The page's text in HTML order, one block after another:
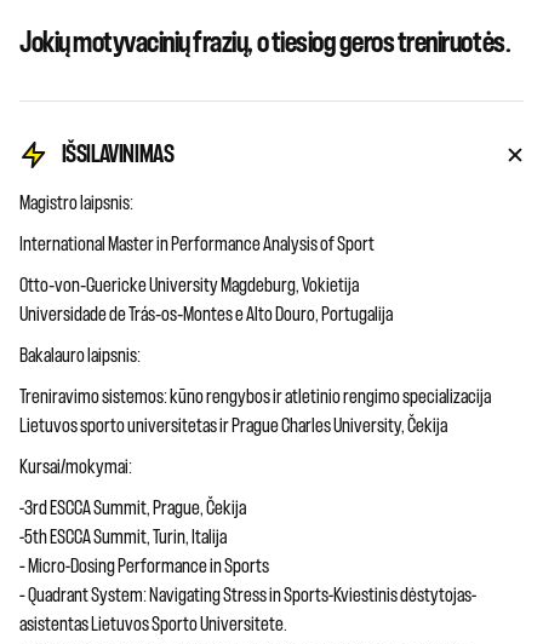
Jokių motyvacinių frazių, o tiesiog geros treniruotės.
IŠSILAVINIMAS
Magistro laipsnis:
International Master in Performance Analysis of Sport
Otto‑von‑Guericke University Magdeburg, Vokietija
Universidade de Trás‑os‑Montes e Alto Douro, Portugalija
Bakalauro laipsnis:
Tren­iravimo sistemos: kūno rengy­bos ir atletinio rengimo specializacija
Lietuvos sporto universitetas ir Prague Charles University, Čekija
Kursai/mokymai:
-3rd ESCCA Summit, Prague, Čekija
-5th ESCCA Summit, Turin, Italija
– Micro-Dosing Performance in Sports
– Quadrant System: Navigating Stress in Sports-Kviestinis dėstytojas-
asistentas Lietuvos Sporto Universitete.